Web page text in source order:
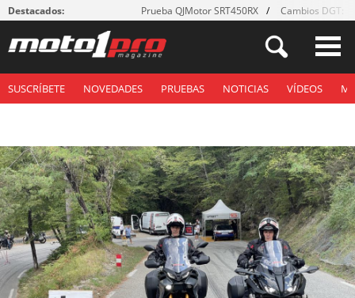
Destacados: Prueba QJMotor SRT450RX Cambios DGT:
SUSCRÍBETE NOVEDADES PRUEBAS NOTICIAS VÍDEOS